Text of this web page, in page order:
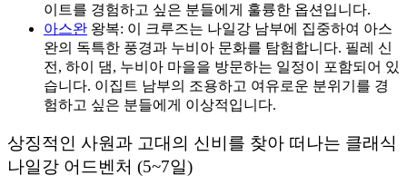
이트를 경험하고 싶은 분들에게 훌륭한 옵션입니다.
아스완 왕복: 이 크루즈는 나일강 남부에 집중하여 아스
완의 독특한 풍경과 누비아 문화를 탐험합니다. 필레 신
전, 하이 댐, 누비아 마을을 방문하는 일정이 포함되어 있
습니다. 이집트 남부의 조용하고 여유로운 분위기를 경
험하고 싶은 분들에게 이상적입니다.
상징적인 사원과 고대의 신비를 찾아 떠나는 클래식
나일강 어드벤처 (5~7일)